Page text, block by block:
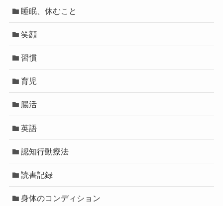
睡眠、休むこと
笑顔
習慣
育児
腸活
英語
認知行動療法
読書記録
身体のコンディション